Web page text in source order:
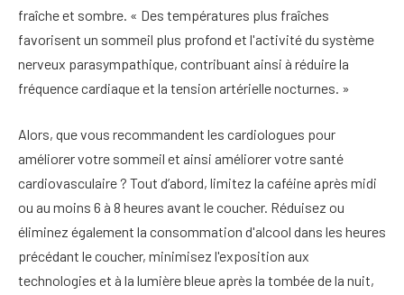
fraîche et sombre. « Des températures plus fraîches
favorisent un sommeil plus profond et l'activité du système
nerveux parasympathique, contribuant ainsi à réduire la
fréquence cardiaque et la tension artérielle nocturnes. »
Alors, que vous recommandent les cardiologues pour
améliorer votre sommeil et ainsi améliorer votre santé
cardiovasculaire ? Tout d’abord, limitez la caféine après midi
ou au moins 6 à 8 heures avant le coucher. Réduisez ou
éliminez également la consommation d'alcool dans les heures
précédant le coucher, minimisez l'exposition aux
technologies et à la lumière bleue après la tombée de la nuit,